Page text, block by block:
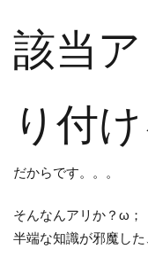
該当
り付
だからです。。。
そんなんアリか？ω；
半端な知識が邪魔した